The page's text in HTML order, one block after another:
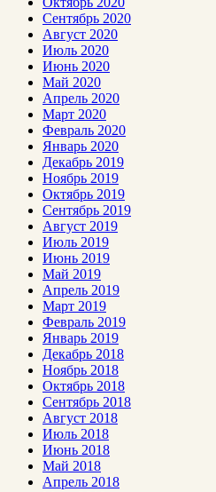
Сентябрь 2020
Август 2020
Июль 2020
Июнь 2020
Май 2020
Апрель 2020
Март 2020
Февраль 2020
Январь 2020
Декабрь 2019
Ноябрь 2019
Октябрь 2019
Сентябрь 2019
Август 2019
Июль 2019
Июнь 2019
Май 2019
Апрель 2019
Март 2019
Февраль 2019
Январь 2019
Декабрь 2018
Ноябрь 2018
Октябрь 2018
Сентябрь 2018
Август 2018
Июль 2018
Июнь 2018
Май 2018
Апрель 2018